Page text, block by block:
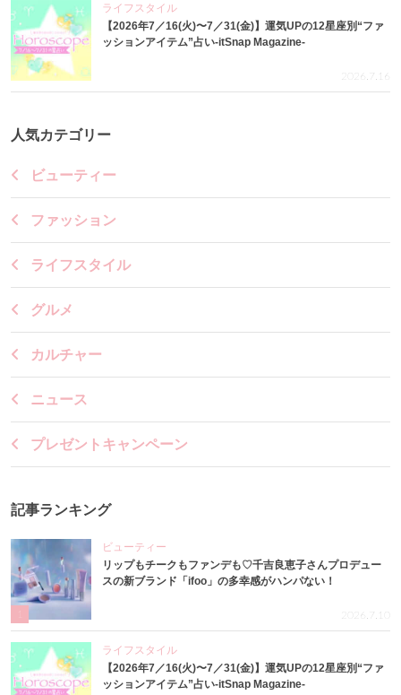
ライフスタイル
【2026年7／16(火)〜7／31(金)】運気UPの12星座別“ファ
ッションアイテム”占い-itSnap Magazine-
2026.7.16
人気カテゴリー
ビューティー
ファッション
ライフスタイル
グルメ
カルチャー
ニュース
プレゼントキャンペーン
記事ランキング
ビューティー
リップもチークもファンデも♡千吉良恵子さんプロデュー
スの新ブランド「ifoo」の多幸感がハンパない！
2026.7.10
ライフスタイル
【2026年7／16(火)〜7／31(金)】運気UPの12星座別“ファ
ッションアイテム”占い-itSnap Magazine-